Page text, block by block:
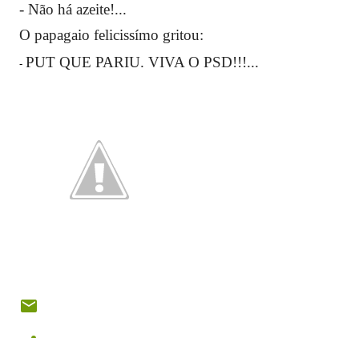
- Não há azeite!...
O papagaio felicissímo gritou:
- PUT QUE PARIU. VIVA O PSD!!!...